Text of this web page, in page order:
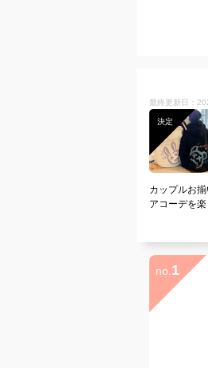
最終更新日：
決定
カップルお
アコーデを
no. 1